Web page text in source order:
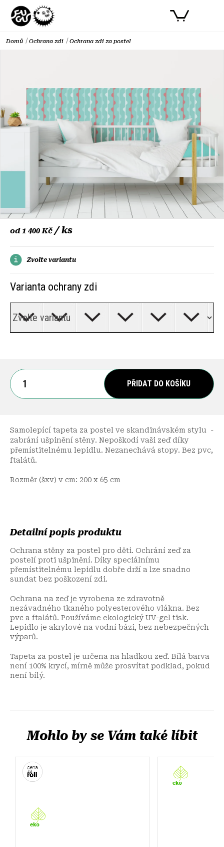
obsah
NÁKUPNÍ
Domů Ochrana zdi Ochrana zdi za postel
od 1 400 Kč / ks
Zvolte variantu
Varianta ochrany zdi
PŘIDAT DO KOŠÍKU
Samolepící tapeta za postel ve skandinávském stylu
-
zabrání ušpinění stěny. Nepoškodí vaši zeď díky
přemístitelnému lepidlu. Nezanechává stopy. Bez pvc,
ftalátů.
Rozměr (šxv) v cm: 200 x 65 cm
Detailní popis produktu
Ochrana stěny za postel pro děti. Ochrání zeď za
postelí proti ušpinění. Díky speciálnímu
přemístitelnému lepidlu dobře drží a lze snadno
sundat bez poškození zdi.
Ochrana na zeď je vyrobena ze zdravotně
nezávadného tkaného polyesterového vlákna. Bez
pvc a ftalátů. Používáme ekologický UV-gel tisk.
Lepidlo je akrylové na vodní bázi, bez nebezpečných
výparů.
Tapeta za postel je určena na hladkou zeď. Bílá barva
není 100% krycí, mírně může prosvítat podklad, pokud
není bílý.
PŘIHLÁSIT SE